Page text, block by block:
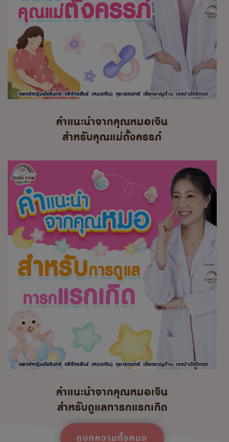
คำแนะนำจากคุณหมอเจิน
สำหรับคุณแม่ตั้งครรภ์
คำแนะนำจากคุณหมอเจิน
สำหรับดูแลทารกแรกเกิด
ดูบทความทั้งหมด